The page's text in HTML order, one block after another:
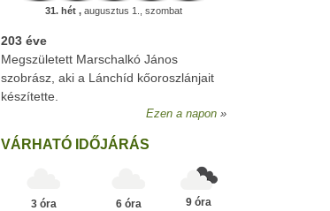
31. hét , augusztus 1., szombat
203 éve
Megszületett Marschalkó János
szobrász, aki a Lánchíd kőoroszlánjait
készítette.
Ezen a napon
VÁRHATÓ IDŐJÁRÁS
3 óra
6 óra
9 óra